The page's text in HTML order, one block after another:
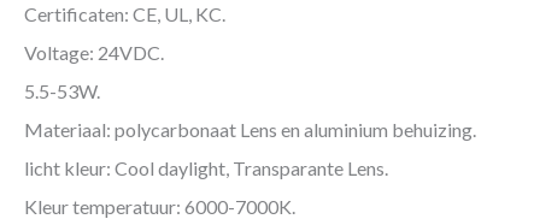
Certificaten: CE, UL, KC.
Voltage: 24VDC.
5.5-53W.
Materiaal: polycarbonaat Lens en aluminium behuizing.
licht kleur: Cool daylight, Transparante Lens.
Kleur temperatuur: 6000-7000K.